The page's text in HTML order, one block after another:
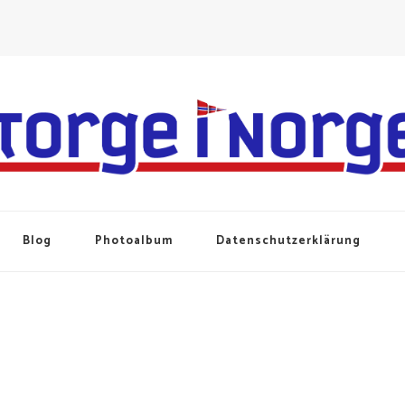
Blog Photoalbum Datenschutzerklärung